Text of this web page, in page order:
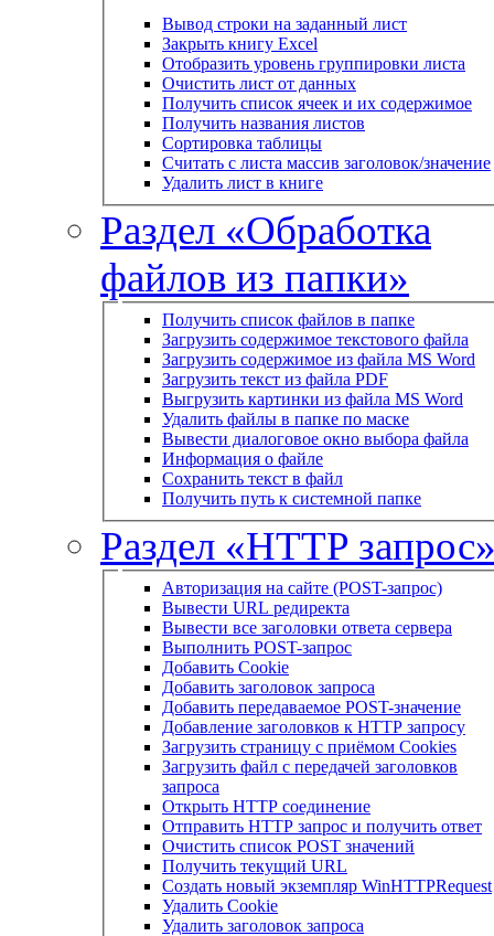
Вывод строки на заданный лист
Закрыть книгу Excel
Отобразить уровень группировки листа
Очистить лист от данных
Получить список ячеек и их содержимое
Получить названия листов
Сортировка таблицы
Считать с листа массив заголовок/значение
Удалить лист в книге
Раздел «Обработка
файлов из папки»
Получить список файлов в папке
Загрузить содержимое текстового файла
Загрузить содержимое из файла MS Word
Загрузить текст из файла PDF
Выгрузить картинки из файла MS Word
Удалить файлы в папке по маске
Вывести диалоговое окно выбора файла
Информация о файле
Сохранить текст в файл
Получить путь к системной папке
Раздел «HTTP
Авторизация на сайте (POST-запрос)
Вывести URL редиректа
Вывести все заголовки ответа сервера
Выполнить POST-запрос
Добавить Cookie
Добавить заголовок запроса
Добавить передаваемое POST-значение
Добавление заголовков к HTTP запросу
Загрузить страницу с приёмом Cookies
Загрузить файл с передачей заголовков
запроса
Открыть HTTP соединение
Отправить HTTP запрос и получить ответ
Очистить список POST значений
Получить текущий URL
Создать новый экземпляр WinHTTPRequest
Удалить Cookie
Удалить заголовок запроса